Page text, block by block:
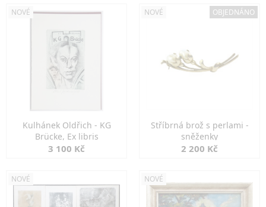
NOVÉ
Kulhánek Oldřich - KG
Brücke, Ex libris
3 100 Kč
NOVÉ OBJEDNÁNO
Stříbrná brož s perlami -
sněženky
2 200 Kč
NOVÉ NOVÉ